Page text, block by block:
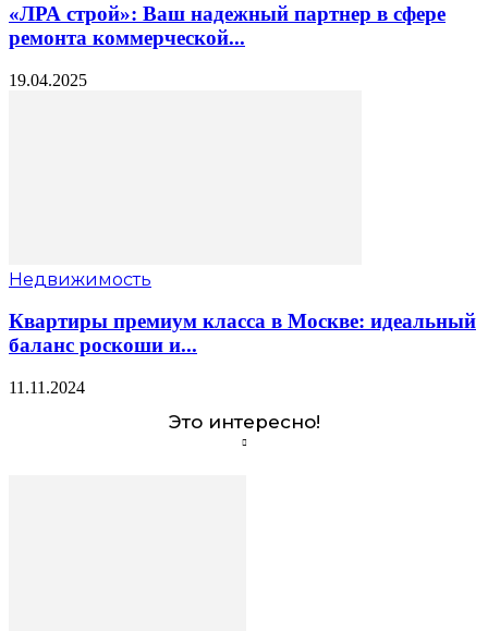
«ЛРА строй»: Ваш надежный партнер в сфере
ремонта коммерческой...
19.04.2025
Недвижимость
Квартиры премиум класса в Москве: идеальный
баланс роскоши и...
11.11.2024
Это интересно!